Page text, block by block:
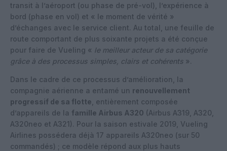
transit à l’aéroport (ou phase de pré-vol), l’expérience à
bord (phase en vol) et « le moment de vérité »
d’échanges avec le service client. Au total, une feuille de
route comportant de plus soixante projets a été conçue
pour faire de Vueling « le meilleur acteur de sa catégorie
grâce à des processus simples, clairs et cohérents ».
Dans le cadre de ce processus d’amélioration, la
compagnie aérienne a entamé un renouvellement
progressif de sa flotte , entièrement composée
d’appareils de la famille Airbus A320 (Airbus A319, A320,
A320neo et A321). Pour la saison estivale 2019, Vueling
Airlines possédera déjà 17 appareils A320neo (sur 50
commandés) ; ce modèle répond aux plus hauts